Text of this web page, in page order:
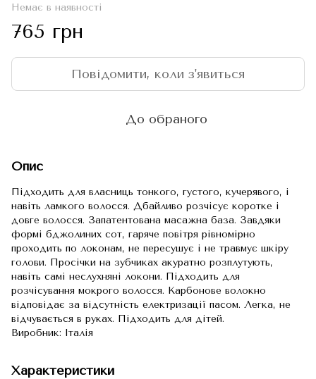
Немає в наявності
765 грн
Повідомити, коли з'явиться
До обраного
Опис
Підходить для власниць тонкого, густого, кучерявого, і
навіть ламкого волосся. Дбайливо розчісує коротке і
довге волосся. Запатентована масажна база. Завдяки
формі бджолиних сот, гаряче повітря рівномірно
проходить по локонам, не пересушує і не травмує шкіру
голови. Просічки на зубчиках акуратно розплутують,
навіть самі неслухняні локони. Підходить для
розчісування мокрого волосся. Карбонове волокно
відповідає за відсутність електризації пасом. Легка, не
відчувається в руках. Підходить для дітей.
Виробник: Італія
Характеристики